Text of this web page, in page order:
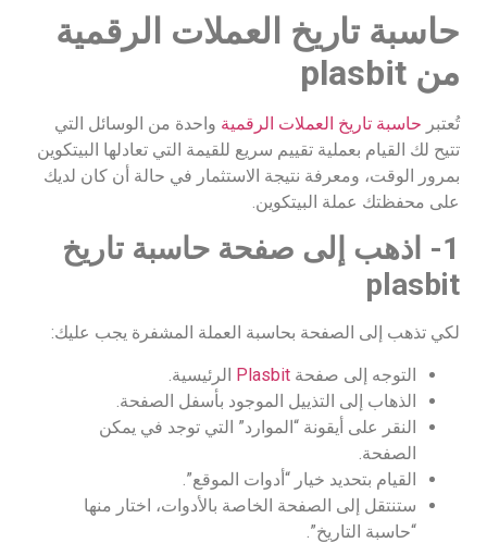
حاسبة تاريخ العملات الرقمية
من plasbit
تُعتبر حاسبة تاريخ العملات الرقمية واحدة من الوسائل التي
تتيح لك القيام بعملية تقييم سريع للقيمة التي تعادلها البيتكوين
بمرور الوقت، ومعرفة نتيجة الاستثمار في حالة أن كان لديك
على محفظتك عملة البيتكوين.
1- اذهب إلى صفحة حاسبة تاريخ
plasbit
لكي تذهب إلى الصفحة بحاسبة العملة المشفرة يجب عليك:
التوجه إلى صفحة Plasbit الرئيسية.
الذهاب إلى التذييل الموجود بأسفل الصفحة.
النقر على أيقونة “الموارد” التي توجد في يمكن
الصفحة.
القيام بتحديد خيار “أدوات الموقع”.
ستنتقل إلى الصفحة الخاصة بالأدوات، اختار منها
“حاسبة التاريخ”.